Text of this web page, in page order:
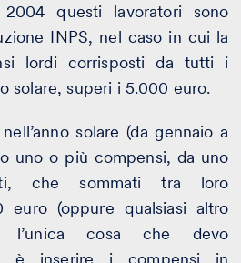
questi lavoratori sono
INPS, nel caso in cui la
lordi corrisposti da tutti i
solare, superi i 5.000 euro.
solare (da gennaio a
uno o più compensi, da uno
che sommati tra loro
euro (oppure qualsiasi altro
l’unica cosa che devo
è inserire i compensi in